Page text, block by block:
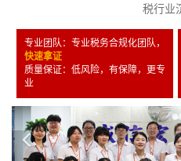
税行业
专业团队：专业税务合规化团队，
快速拿证
质量保证：低风险，有保障，更专
业
Previous